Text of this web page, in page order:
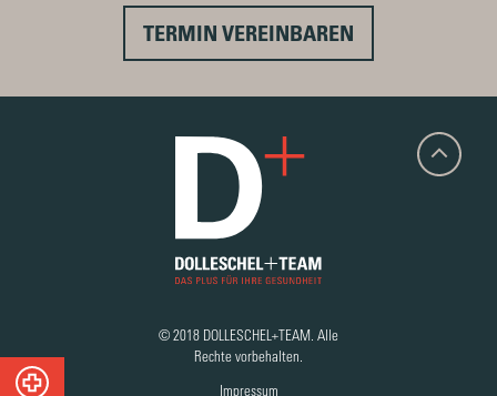
TERMIN VEREINBAREN
© 2018 DOLLESCHEL+TEAM. Alle
Rechte vorbehalten.
Impressum